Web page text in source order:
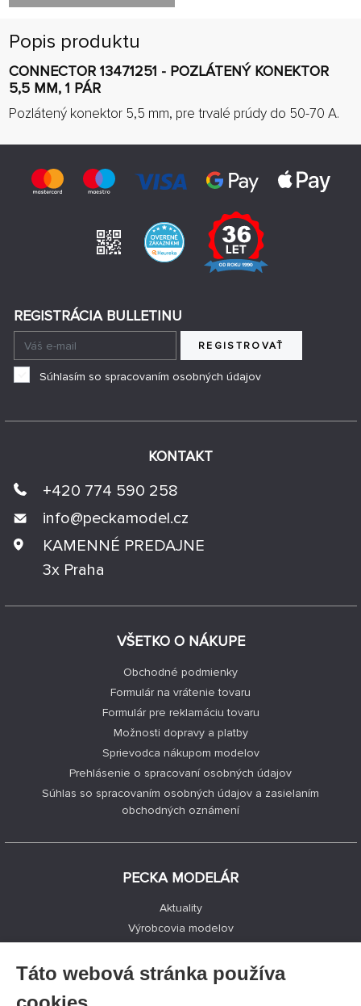
Popis produktu
CONNECTOR 13471251 - POZLÁTENÝ KONEKTOR
5,5 MM, 1 PÁR
Pozlátený konektor 5,5 mm, pre trvalé prúdy do 50-70 A.
VŠETKO O NÁKUPE
Obchodné podmienky
Formulár na vrátenie tovaru
Formulár pre reklamáciu tovaru
Možnosti dopravy a platby
Sprievodca nákupom modelov
Prehlásenie o spracovaní osobných údajov
Súhlas so spracovaním osobných údajov a zasielaním
obchodných oznámení
PECKA MODELÁR
Aktuality
Výrobcovia modelov
Kontakty
KONTAKT
+420 774 590 258
info@peckamodel.cz
KAMENNÉ PREDAJNE
3x Praha
REGISTRÁCIA BULLETINU
REGISTROVAŤ
Súhlasím so spracovaním osobných údajov
Táto webová stránka používa